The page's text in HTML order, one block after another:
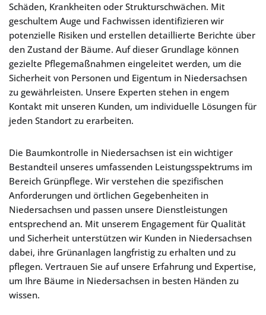
Schäden, Krankheiten oder Strukturschwächen. Mit
geschultem Auge und Fachwissen identifizieren wir
potenzielle Risiken und erstellen detaillierte Berichte über
den Zustand der Bäume. Auf dieser Grundlage können
gezielte Pflegemaßnahmen eingeleitet werden, um die
Sicherheit von Personen und Eigentum in Niedersachsen
zu gewährleisten. Unsere Experten stehen in engem
Kontakt mit unseren Kunden, um individuelle Lösungen für
jeden Standort zu erarbeiten.
Die Baumkontrolle in Niedersachsen ist ein wichtiger
Bestandteil unseres umfassenden Leistungsspektrums im
Bereich Grünpflege. Wir verstehen die spezifischen
Anforderungen und örtlichen Gegebenheiten in
Niedersachsen und passen unsere Dienstleistungen
entsprechend an. Mit unserem Engagement für Qualität
und Sicherheit unterstützen wir Kunden in Niedersachsen
dabei, ihre Grünanlagen langfristig zu erhalten und zu
pflegen. Vertrauen Sie auf unsere Erfahrung und Expertise,
um Ihre Bäume in Niedersachsen in besten Händen zu
wissen.